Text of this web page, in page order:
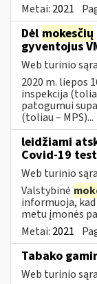
Metai: 2021
Dėl mokesčių
gyventojus
Web turinio
2020 m. liepos
inspekcija
patogumui
(toliau – MPS)...
leidžiami
Covid-19
Web turinio
Valstybinė
informuoja, kad
metu įmonės
Metai: 2021
Tabako
Web turinio